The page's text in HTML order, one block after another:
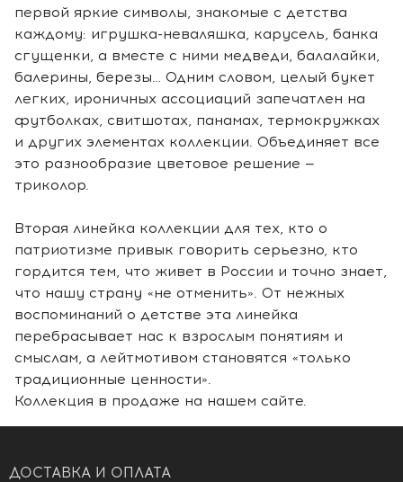
первой яркие символы, знакомые с детства
каждому: игрушка-неваляшка, карусель, банка
сгущенки, а вместе с ними медведи, балалайки,
балерины, березы… Одним словом, целый букет
легких, ироничных ассоциаций запечатлен на
футболках, свитшотах, панамах, термокружках
и других элементах коллекции. Объединяет все
это разнообразие цветовое решение —
триколор.
Вторая линейка коллекции для тех, кто о
патриотизме привык говорить серьезно, кто
гордится тем, что живет в России и точно знает,
что нашу страну «не отменить». От нежных
воспоминаний о детстве эта линейка
перебрасывает нас к взрослым понятиям и
смыслам, а лейтмотивом становятся «только
традиционные ценности».
Коллекция в продаже на нашем сайте.
ДОСТАВКА И ОПЛАТА